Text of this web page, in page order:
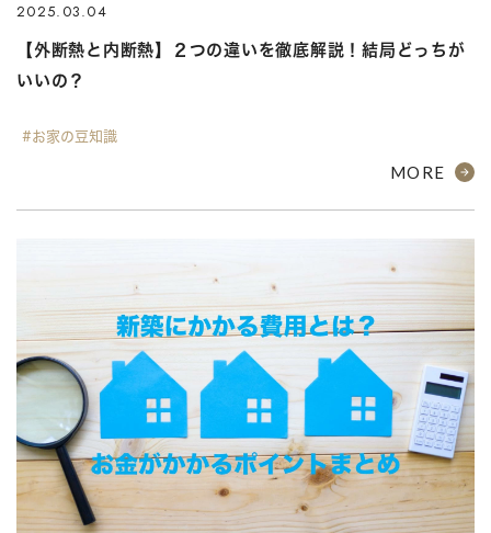
2025.03.04
【外断熱と内断熱】２つの違いを徹底解説！結局どっちが
いいの？
#お家の豆知識
MORE